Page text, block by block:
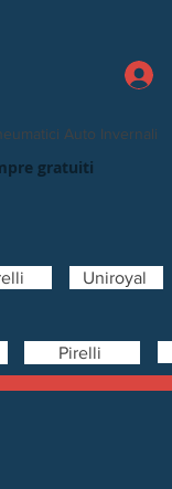
Auto Invernali
gratuiti
Uniroyal
Pirelli